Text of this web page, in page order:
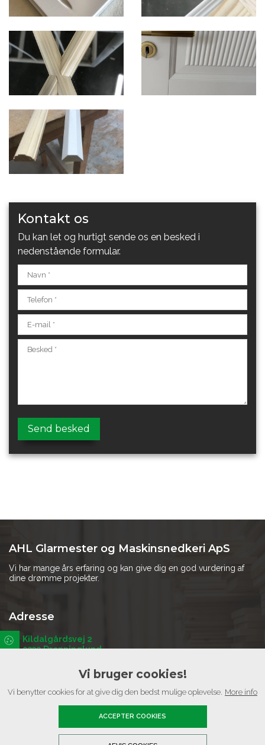
Kontakt os
Du kan let og hurtigt sende os en besked i
nedenstående formular.
AHL Glarmester og Maskinsnedkeri ApS
Vi har mange års erfaring og kan give dig en god vurdering af
dine drømme projekter.
Adresse
Kildalgårdsvej 2
9330 Dronninglund
Telefon:
Vi bruger cookies!
Vi benytter cookies for at give dig den bedst mulige oplevelse. More info
ACCEPTER COOKIES